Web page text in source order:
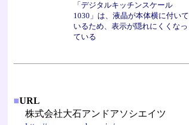
「デジタルキッチンスケール
1030」は、液晶が本体横に付いて
いるため、表示が隠れにくくなっ
ている
■URL
株式会社大石アンドアソシエイツ